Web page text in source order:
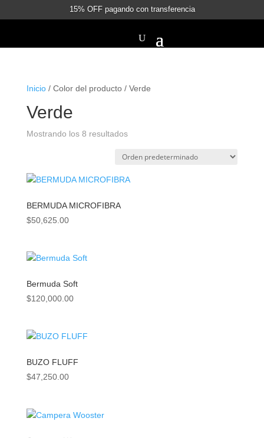
15% OFF pagando con transferencia
Inicio/ Color del producto / Verde
Verde
Mostrando los 8 resultados
BERMUDA MICROFIBRA
$50,625.00
Bermuda Soft
$120,000.00
BUZO FLUFF
$47,250.00